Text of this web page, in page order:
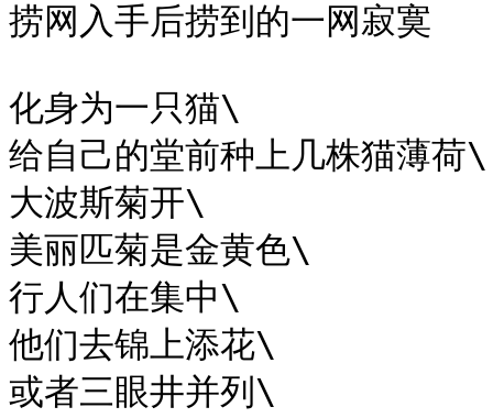
捞网入手后捞到的一网寂寞
化身为一只猫\
给自己的堂前种上几株猫薄荷\
大波斯菊开\
美丽匹菊是金黄色\
行人们在集中\
他们去锦上添花\
或者三眼井并列\